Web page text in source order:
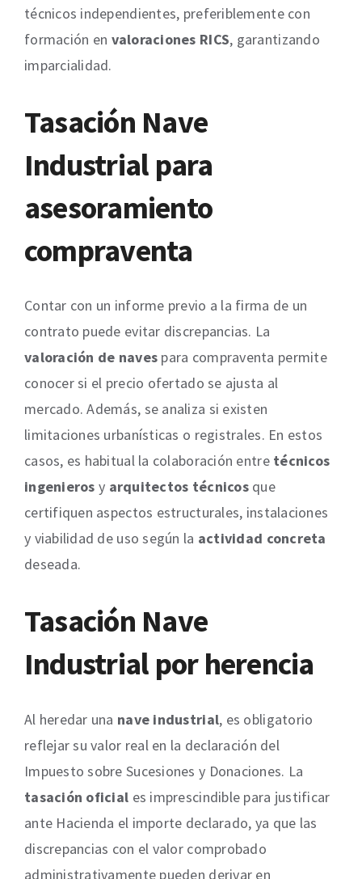
técnicos independientes, preferiblemente con
formación en valoraciones RICS, garantizando
imparcialidad.
Tasación Nave
Industrial para
asesoramiento
compraventa
Contar con un informe previo a la firma de un
contrato puede evitar discrepancias. La
valoración de naves para compraventa permite
conocer si el precio ofertado se ajusta al
mercado. Además, se analiza si existen
limitaciones urbanísticas o registrales. En estos
casos, es habitual la colaboración entre técnicos
ingenieros y arquitectos técnicosque
certifiquen aspectos estructurales, instalaciones
y viabilidad de uso según la actividad concreta
deseada.
Tasación Nave
Industrial por herencia
Al heredar una nave industrial, es obligatorio
reflejar su valor real en la declaración del
Impuesto sobre Sucesiones y Donaciones. La
tasación oficial es imprescindible para justificar
ante Hacienda el importe declarado, ya que las
discrepancias con el valor comprobado
administrativamente pueden derivar en